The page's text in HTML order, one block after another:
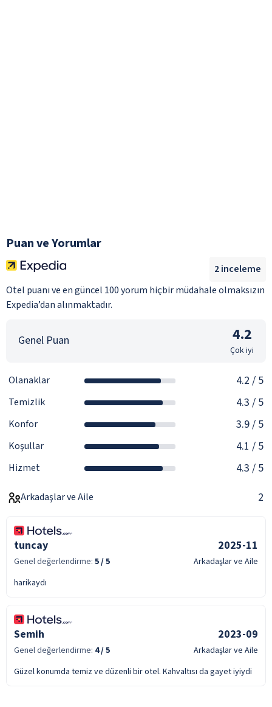
Puan ve Yorumlar
Otel puanı ve en güncel 100 yorum hiçbir müdahale olmaksızın
Expedia’dan alınmaktadır.
2inceleme
Genel Puan 4.2
Çok iyi
Olanaklar 4.2 / 5
Temizlik 4.3 / 5
Konfor 3.9/ 5
Koşullar 4.1 / 5
Hizmet 4.3 / 5
Arkadaşlar ve Aile 2
tuncay 2025-11
Genel değerlendirme: 5/ 5
Arkadaşlar ve Aile
harikaydı
Semih 2023-09
Genel değerlendirme: 4/ 5
Arkadaşlar ve Aile
Güzel konumda temiz ve düzenli bir otel. Kahvaltısı da gayet iyiydi